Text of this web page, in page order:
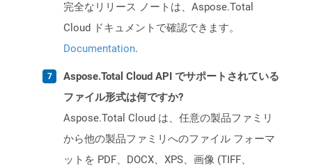
完全なリリース ノートは、Aspose.Total
Cloud ドキュメントで確認できます。
Documentation.
Aspose.Total Cloud API でサポートされている
ファイル形式は何ですか?
Aspose.Total Cloud は、任意の製品ファミリ
から他の製品ファミリへのファイル フォーマ
ットを PDF、DOCX、XPS、画像 (TIFF、